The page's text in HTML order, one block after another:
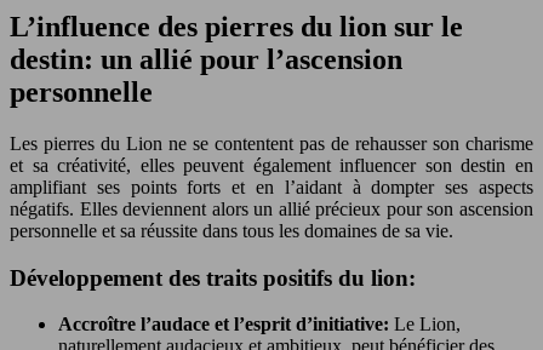
L’influence des pierres du lion sur le
destin: un allié pour l’ascension
personnelle
Les pierres du Lion ne se contentent pas de rehausser son charisme
et sa créativité, elles peuvent également influencer son destin en
amplifiant ses points forts et en l’aidant à dompter ses aspects
négatifs. Elles deviennent alors un allié précieux pour son ascension
personnelle et sa réussite dans tous les domaines de sa vie.
Développement des traits positifs du lion:
Accroître l’audace et l’esprit d’initiative: Le Lion,